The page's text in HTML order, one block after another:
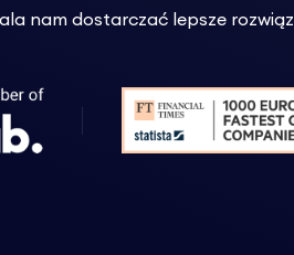
nam dostarczać lepsze